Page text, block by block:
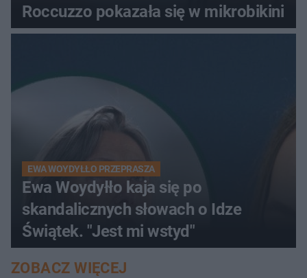
Roccuzzo pokazała się w mikrobikini
EWA WOYDYŁŁO PRZEPRASZA
Ewa Woydyłło kaja się po
skandalicznych słowach o Idze
Świątek. "Jest mi wstyd"
ZOBACZ WIĘCEJ